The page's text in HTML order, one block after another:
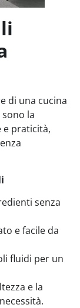
di una cucina
sono la
e praticità,
senza
e facile da
fluidi per un
e la